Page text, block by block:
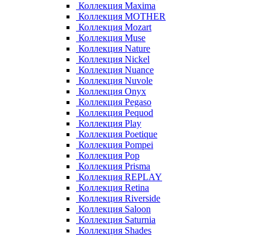
Коллекция Maxima
Коллекция MOTHER
Коллекция Mozart
Коллекция Muse
Коллекция Nature
Коллекция Nickel
Коллекция Nuance
Коллекция Nuvole
Коллекция Onyx
Коллекция Pegaso
Коллекция Pequod
Коллекция Play
Коллекция Poetique
Коллекция Pompei
Коллекция Pop
Коллекция Prisma
Коллекция REPLAY
Коллекция Retina
Коллекция Riverside
Коллекция Saloon
Коллекция Saturnia
Коллекция Shades